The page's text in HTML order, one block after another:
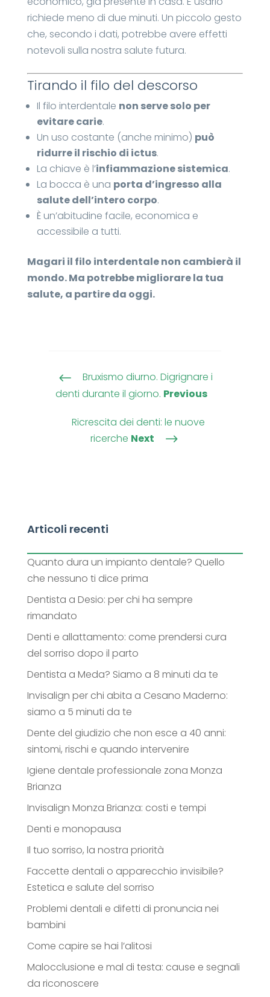
richiede meno di due minuti. Un piccolo gesto
che, secondo i dati, potrebbe avere effetti
notevoli sulla nostra salute futura.
Tirando il filo del descorso
Il filo interdentale non serve solo per
evitare carie.
Un uso costante (anche minimo) può
ridurre il rischio di ictus.
La chiave è l’infiammazione sistemica.
La bocca è una porta d’ingresso alla
salute dell’intero corpo.
È un’abitudine facile, economica e
accessibile a tutti.
Magari il filo interdentale non cambierà il
mondo. Ma potrebbe migliorare la tua
salute, a partire da oggi.
#
Bruxismo diurno. Digrignare i
denti durante il giorno. Previous
Ricrescita dei denti: le nuove
ricerche Next $
Articoli recenti
Quanto dura un impianto dentale? Quello
che nessuno ti dice prima
Dentista a Desio: per chi ha sempre
rimandato
Denti e allattamento: come prendersi cura
del sorriso dopo il parto
Dentista a Meda? Siamo a 8 minuti da te
Invisalign per chi abita a Cesano Maderno:
siamo a 5 minuti da te
Dente del giudizio che non esce a 40 anni:
sintomi, rischi e quando intervenire
Igiene dentale professionale zona Monza
Brianza
Invisalign Monza Brianza: costi e tempi
Denti e monopausa
Il tuo sorriso, la nostra priorità
Faccette dentali o apparecchio invisibile?
Estetica e salute del sorriso
Problemi dentali e difetti di pronuncia nei
bambini
Come capire se hai l’alitosi
Malocclusione e mal di testa: cause e segnali
da riconoscere